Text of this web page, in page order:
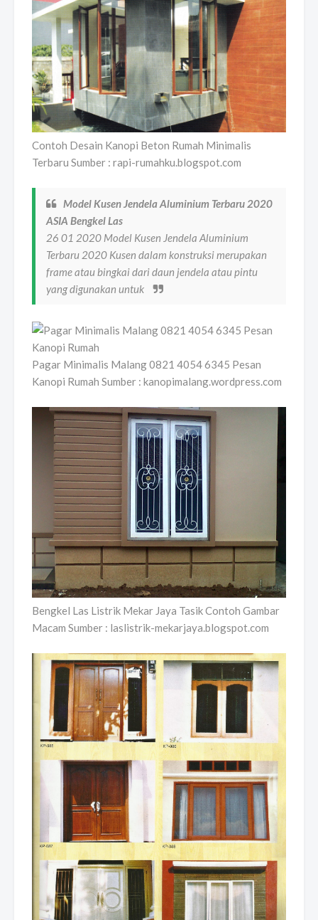
Contoh Desain Kanopi Beton Rumah Minimalis
Terbaru Sumber : rapi-rumahku.blogspot.com
Model Kusen Jendela Aluminium Terbaru 2020
ASIA Bengkel Las
26 01 2020 Model Kusen Jendela Aluminium
Terbaru 2020 Kusen dalam konstruksi merupakan
frame atau bingkai dari daun jendela atau pintu
yang digunakan untuk
Pagar Minimalis Malang 0821 4054 6345 Pesan
Kanopi Rumah Sumber : kanopimalang.wordpress.com
Bengkel Las Listrik Mekar Jaya Tasik Contoh Gambar
Macam Sumber : laslistrik-mekarjaya.blogspot.com